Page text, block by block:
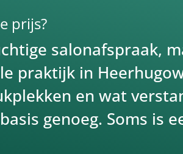
prijs?
salonafspraak,
praktijk in
en wat
genoeg. Soms is